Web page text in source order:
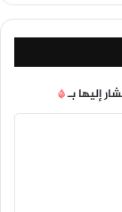
إليها بـ*